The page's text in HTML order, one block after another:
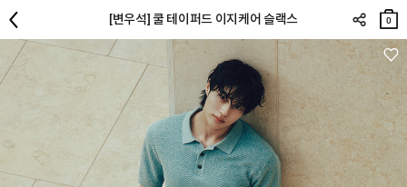
[변우석] 쿨 테이퍼드 이지케어 슬랙스
장바
구니
0